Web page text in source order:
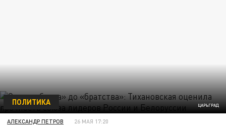
ЦАРЬГРАД
ПОЛИТИКА
АЛЕКСАНДР ПЕТРОВ 26 МАЯ 17:20